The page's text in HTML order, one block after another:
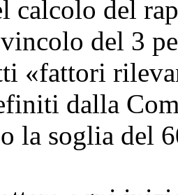
calcolo del
del 3
«fattori
dalla
la soglia del